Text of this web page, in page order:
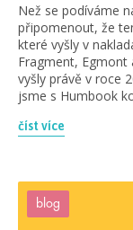
Než se podíváme
připomenout, že
které vyšly v
Fragment, Egmont
vyšly právě v roce
jsme s Humbook
číst více
blog